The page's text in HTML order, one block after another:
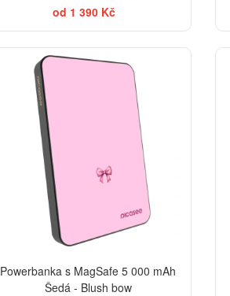
od 1 390 Kč
Powerbanka s MagSafe 5 000 mAh
Šedá - Blush bow